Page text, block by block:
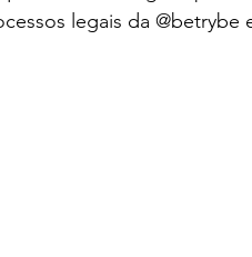
legais da @betrybe